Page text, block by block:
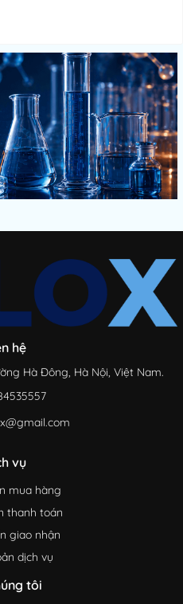
hệ
Hà Đông, Hà Nội, Việt Nam.
vụ
mua hàng
thanh toán
giao nhận
dịch vụ
tôi